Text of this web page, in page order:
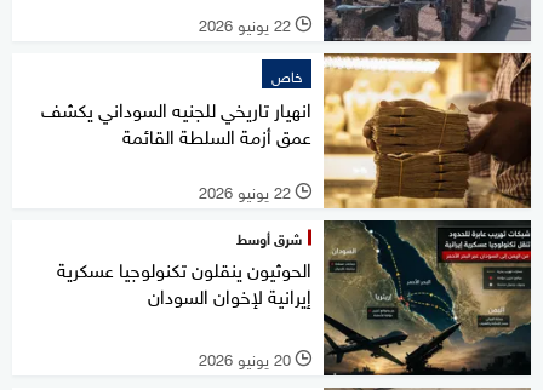
l 22 يونيو 2026
خاص
انهيار تاريخي للجنيه السوداني يكشف
عمق أزمة السلطة القائمة
l 22 يونيو 2026
شرق أوسط
الحوثيون ينقلون تكنولوجيا عسكرية
إيرانية لإخوان السودان
l 20 يونيو 2026